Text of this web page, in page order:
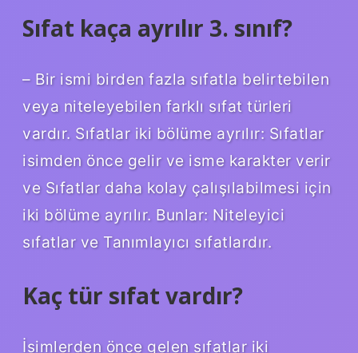
Sıfat kaça ayrılır 3. sınıf?
– Bir ismi birden fazla sıfatla belirtebilen
veya niteleyebilen farklı sıfat türleri
vardır. Sıfatlar iki bölüme ayrılır: Sıfatlar
isimden önce gelir ve isme karakter verir
ve Sıfatlar daha kolay çalışılabilmesi için
iki bölüme ayrılır. Bunlar: Niteleyici
sıfatlar ve Tanımlayıcı sıfatlardır.
Kaç tür sıfat vardır?
İsimlerden önce gelen sıfatlar iki